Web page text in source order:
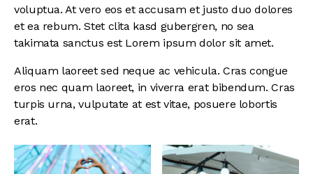
voluptua. At vero eos et accusam et justo duo dolores
et ea rebum. Stet clita kasd gubergren, no sea
takimata sanctus est Lorem ipsum dolor sit amet.
Aliquam laoreet sed neque ac vehicula. Cras congue
eros nec quam laoreet, in viverra erat bibendum. Cras
turpis urna, vulputate at est vitae, posuere lobortis
erat.